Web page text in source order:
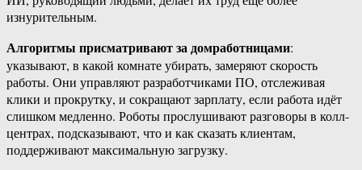
изнурительным.
Алгоритмы присматривают за домработницами:
указывают, в какой комнате убирать, замеряют скорость
работы. Они управляют разработчиками ПО, отслеживая
клики и прокрутку, и сокращают зарплату, если работа идёт
слишком медленно. Роботы прослушивают разговоры в колл-
центрах, подсказывают, что и как сказать клиентам,
поддерживают максимальную загрузку.